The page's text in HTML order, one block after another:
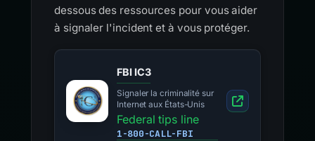
dessous des ressources pour vous aider
à signaler l'incident et à vous protéger.
FBI IC3
Signaler la criminalité sur
Internet aux États-Unis
Federal tips line
1-800-CALL-FBI